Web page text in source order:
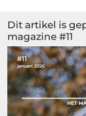
Dit artikel is
magazine #11